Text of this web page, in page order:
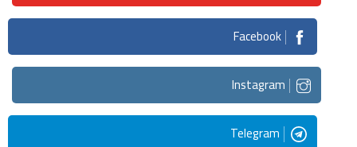
Facebook
Instagram
Telegram